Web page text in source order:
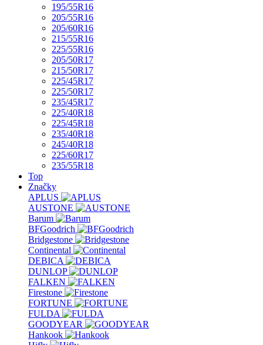
195/55R16
205/55R16
205/60R16
215/55R16
225/55R16
205/50R17
215/50R17
225/45R17
225/50R17
235/45R17
225/40R18
225/45R18
235/40R18
245/40R18
225/60R17
235/55R18
Top
Značky
APLUS
AUSTONE
Barum
BFGoodrich
Bridgestone
Continental
DEBICA
DUNLOP
FALKEN
Firestone
FORTUNE
FULDA
GOODYEAR
Hankook